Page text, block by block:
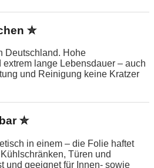
✮
Deutschland. Hohe
lange Lebensdauer – auch
und Reinigung keine Kratzer
✮
in einem – die Folie haftet
Türen und
und geeignet für Innen- sowie